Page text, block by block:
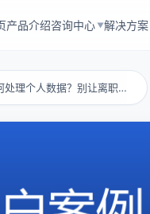
产品介绍咨询中心 ▼解决方案
退出企业网盘后如何处理个人数据？别让离职员工...